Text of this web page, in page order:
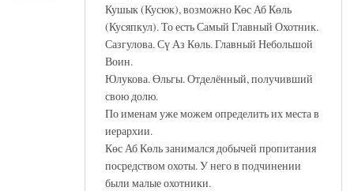
Кушык (Кусюк), возможно Көс Аб Көль
(Кусяпкул). То есть Самый Главный Охотник.
Сазгулова. Сү Аз Көль. Главный Небольшой
Воин.
Юлукова. Өльгы. Отделённый, получивший
свою долю.
По именам уже можем определить их места в
иерархии.
Көс Аб Көль занимался добычей пропитания
посредством охоты. У него в подчинении
были малые охотники.